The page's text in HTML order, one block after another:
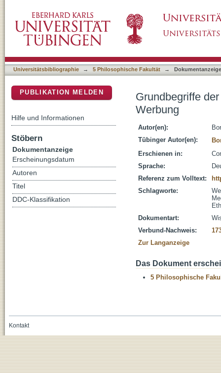
Universitätsbibliographie → 5 Philosophische Fakultät → Dokumentanzeige
Grundbegriffe
Werbung
Autor(en):
Tübinger Autor(en):
Erschienen in:
Sprache:
Referenz zum Volltext:
Schlagworte:
Dokumentart:
Verbund-Nachweis:
Zur Langanzeige
Das Dokument
5 Philosophische
PUBLIKATION MELDEN
Hilfe und Informationen
Stöbern
Dokumentanzeige
Erscheinungsdatum
Autoren
Titel
DDC-Klassifikation
Kontakt